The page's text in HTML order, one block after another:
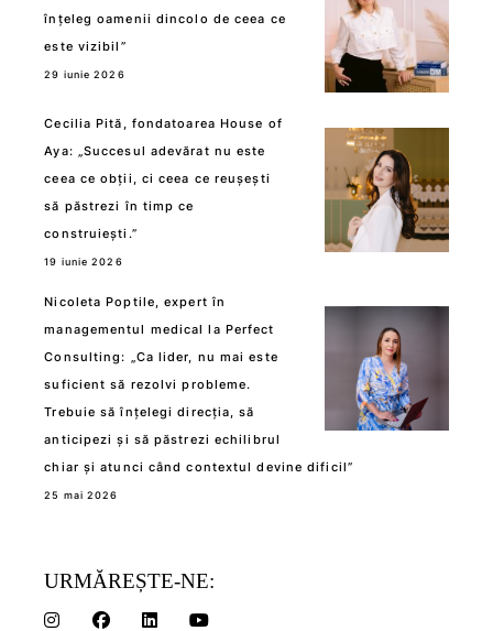
înțeleg oamenii dincolo de ceea ce
este vizibil”
29 iunie 2026
Cecilia Pită, fondatoarea House of
Aya: „Succesul adevărat nu este
ceea ce obții, ci ceea ce reușești
să păstrezi în timp ce
construiești.”
19 iunie 2026
Nicoleta Poptile, expert în
managementul medical la Perfect
Consulting: „Ca lider, nu mai este
suficient să rezolvi probleme.
Trebuie să înțelegi direcția, să
anticipezi și să păstrezi echilibrul
chiar și atunci când contextul devine dificil”
25 mai 2026
URMĂREȘTE-NE: